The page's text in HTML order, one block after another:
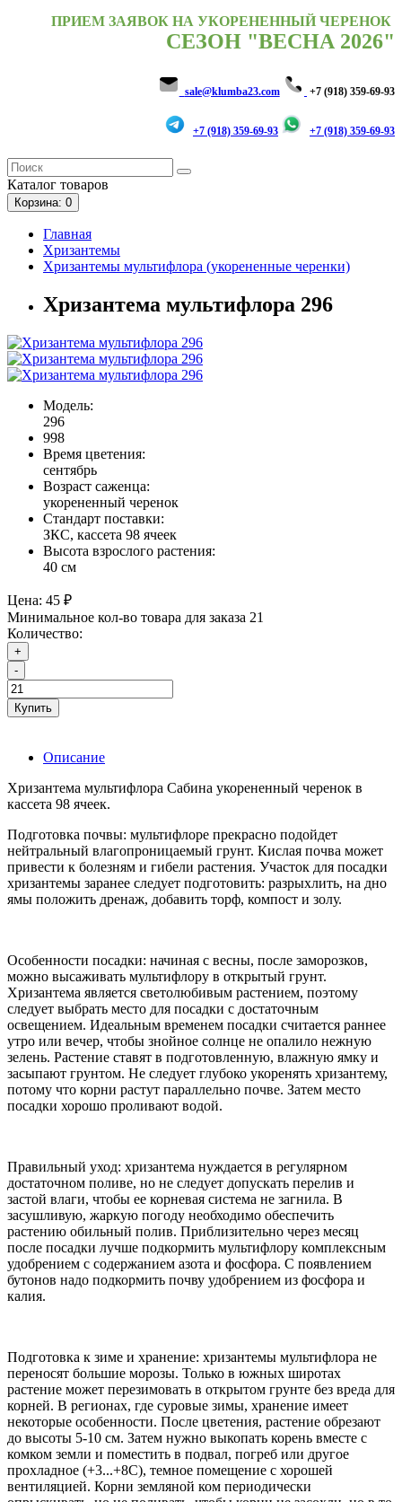
ПРИЕМ ЗАЯВОК НА УКОРЕНЕННЫЙ ЧЕРЕНОК
СЕЗОН "ВЕСНА 2026"
sale@klumba23.com +7 (918) 359-69-93
+7 (918) 359-69-93 +7 (918) 359-69-93
Каталог товаров
Корзина: 0
Главная
Хризантемы
Хризантемы мультифлора (укорененные черенки)
Хризантема мультифлора 296
Модель:
296
998
Время цветения:
сентябрь
Возраст саженца:
укорененный черенок
Стандарт поставки:
ЗКС, кассета 98 ячеек
Высота взрослого растения:
40 см
Цена: 45 ₽
Минимальное кол-во товара для заказа 21
Количество:
+
-
Купить
Описание
Хризантема мультифлора Сабина укорененный черенок в
кассета 98 ячеек.
Подготовка почвы: мультифлоре прекрасно подойдет
нейтральный влагопроницаемый грунт. Кислая почва может
привести к болезням и гибели растения. Участок для посадки
хризантемы заранее следует подготовить: разрыхлить, на дно
ямы положить дренаж, добавить торф, компост и золу.
Особенности посадки: начиная с весны, после заморозков,
можно высаживать мультифлору в открытый грунт.
Хризантема является светолюбивым растением, поэтому
следует выбрать место для посадки с достаточным
освещением. Идеальным временем посадки считается раннее
утро или вечер, чтобы знойное солнце не опалило нежную
зелень. Растение ставят в подготовленную, влажную ямку и
засыпают грунтом. Не следует глубоко укоренять хризантему,
потому что корни растут параллельно почве. Затем место
посадки хорошо проливают водой.
Правильный уход: хризантема нуждается в регулярном
достаточном поливе, но не следует допускать перелив и
застой влаги, чтобы ее корневая система не загнила. В
засушливую, жаркую погоду необходимо обеспечить
растению обильный полив. Приблизительно через месяц
после посадки лучше подкормить мультифлору комплексным
удобрением с содержанием азота и фосфора. С появлением
бутонов надо подкормить почву удобрением из фосфора и
калия.
Подготовка к зиме и хранение: хризантемы мультифлора не
переносят большие морозы. Только в южных широтах
растение может перезимовать в открытом грунте без вреда для
корней. В регионах, где суровые зимы, хранение имеет
некоторые особенности. После цветения, растение обрезают
до высоты 5-10 см. Затем нужно выкопать корень вместе с
комком земли и поместить в подвал, погреб или другое
прохладное (+3...+8C), темное помещение с хорошей
вентиляцией. Корни земляной ком периодически